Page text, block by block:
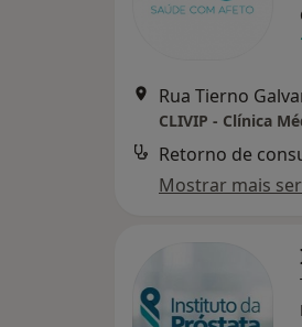
CLIVIP - Clínica
Mostrar mais